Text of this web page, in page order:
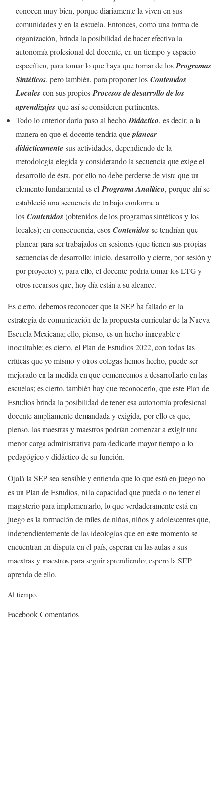
conocen muy bien, porque diariamente la viven en sus
comunidades y en la escuela. Entonces, como una forma de
organización, brinda la posibilidad de hacer efectiva la
autonomía profesional del docente, en un tiempo y espacio
específico, para tomar lo que haya que tomar de los Programas
Sintéticos, pero también, para proponer los Contenidos
Locales con sus propios Procesos de desarrollo de los
aprendizajes que así se consideren pertinentes.
Todo lo anterior daría paso al hecho Didáctico, es decir, a la
manera en que el docente tendría que planear
didácticamente sus actividades, dependiendo de la
metodología elegida y considerando la secuencia que exige el
desarrollo de ésta, por ello no debe perderse de vista que un
elemento fundamental es el Programa Analítico, porque ahí se
estableció una secuencia de trabajo conforme a
los Contenidos (obtenidos de los programas sintéticos y los
locales); en consecuencia, esos Contenidos se tendrían que
planear para ser trabajados en sesiones (que tienen sus propias
secuencias de desarrollo: inicio, desarrollo y cierre, por sesión y
por proyecto) y, para ello, el docente podría tomar los LTG y
otros recursos que, hoy día están a su alcance.
Es cierto, debemos reconocer que la SEP ha fallado en la
estrategia de comunicación de la propuesta curricular de la Nueva
Escuela Mexicana; ello, pienso, es un hecho innegable e
inocultable; es cierto, el Plan de Estudios 2022, con todas las
críticas que yo mismo y otros colegas hemos hecho, puede ser
mejorado en la medida en que comencemos a desarrollarlo en las
escuelas; es cierto, también hay que reconocerlo, que este Plan de
Estudios brinda la posibilidad de tener esa autonomía profesional
docente ampliamente demandada y exigida, por ello es que,
pienso, las maestras y maestros podrían comenzar a exigir una
menor carga administrativa para dedicarle mayor tiempo a lo
pedagógico y didáctico de su función.
Ojalá la SEP sea sensible y entienda que lo que está en juego no
es un Plan de Estudios, ni la capacidad que pueda o no tener el
magisterio para implementarlo, lo que verdaderamente está en
juego es la formación de miles de niñas, niños y adolescentes que,
independientemente de las ideologías que en este momento se
encuentran en disputa en el país, esperan en las aulas a sus
maestras y maestros para seguir aprendiendo; espero la SEP
aprenda de ello.
Al tiempo.
Facebook Comentarios